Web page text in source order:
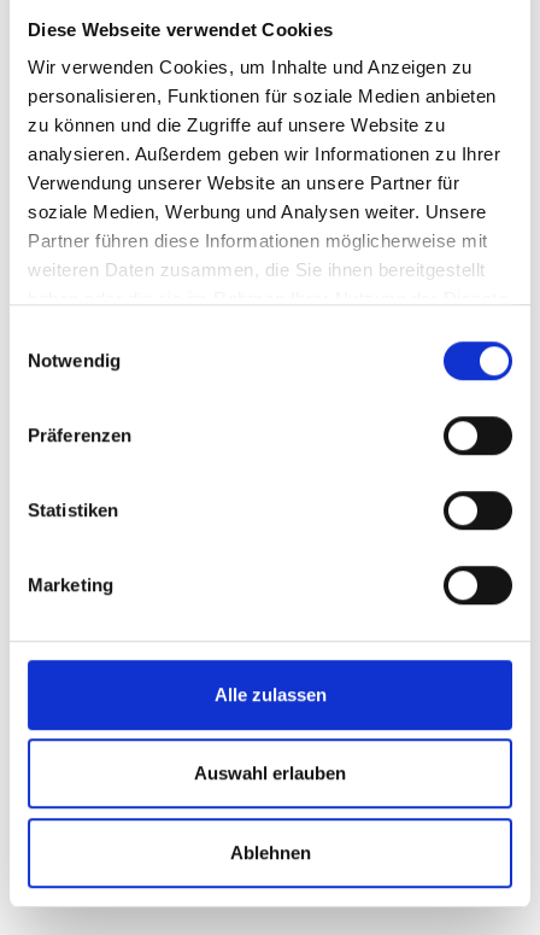
Diese Webseite verwendet Cookies
Wir verwenden Cookies, um Inhalte und Anzeigen zu
personalisieren, Funktionen für soziale Medien anbieten
zu können und die Zugriffe auf unsere Website zu
analysieren. Außerdem geben wir Informationen zu Ihrer
Verwendung unserer Website an unsere Partner für
soziale Medien, Werbung und Analysen weiter. Unsere
Partner führen diese Informationen möglicherweise mit
weiteren Daten zusammen, die Sie ihnen bereitgestellt
Notwendig
Präferenzen
Statistiken
Marketing
Alle zulassen
Auswahl erlauben
Ablehnen
1470 m
GPX herunterladen
V
Große Rundwanderung Katharinaberg
Impressionen